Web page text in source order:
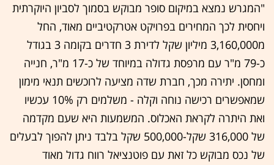
"המגרש נמצא במיקום סופר מבוקש בסמוך לסביון היוקרתית
ויחסית לכך המחירים בפרויקט אטרקטיביים מאוד, החל
מ3,160,000 מיליון שקל לדירת 3 חדרים בקומה 3 בגודל
כ-79 מ"ר עם מרפסת גדולה במיוחד של כ-17 מ"ר, חנייה
ומחסן. יתירה מכך, חברת שדה מציעה לרוכשים תנאי מימון
שמאפשרים רכישה נוחה וקלה - משלמים רק 10% עכשיו
ואת היתרה לקראת האכלוס. המשמעות היא שעם מקדמה
של 316,000 שקל-500,000 שקל בלבד ניתן להפוך לבעלים
של נכס מבוקש כל זאת עם פוטנציאל רווח גדול מאוד